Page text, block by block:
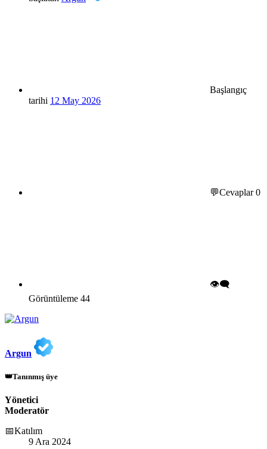
Başlangıç
tarihi 12 May 2026
💬Cevaplar0
👁️‍🗨️
Görüntüleme 44
Argun
👑Tanınmış üye
Yönetici
Moderatör
📅Katılım
9 Ara 2024